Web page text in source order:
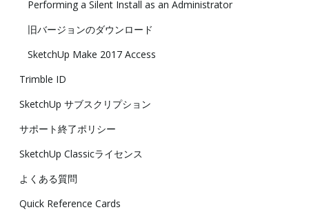
Performing a Silent Install as an Administrator
旧バージョンのダウンロード
SketchUp Make 2017 Access
Trimble ID
SketchUp サブスクリプション
サポート終了ポリシー
SketchUp Classicライセンス
よくある質問
Quick Reference Cards